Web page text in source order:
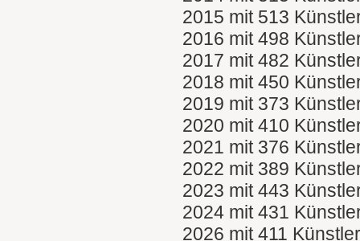
2015 mit 513
2016 mit 498
2017 mit 482
2018 mit 450
2019 mit 373
2020 mit 410
2021 mit 376
2022 mit 389
2023 mit 443
2024 mit 431
2026 mit 411